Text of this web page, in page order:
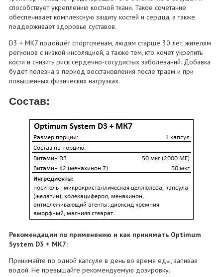
способствует укреплению костной ткани. Такое сочетание
обеспечивает комплексную защиту костей и сердца, а также
поддерживает здоровье суставов.
D3 + МК7 подойдёт спортсменам, людям старше 30 лет, жителям
регионов с низкой инсоляцией, а также тем, кто хочет укрепить
кости и снизить риск сердечно-сосудистых заболеваний. Добавка
будет полезна в период восстановления после травм и при
повышенных физических нагрузках.
Состав:
Рекомендации по применению и как принимать Optimum
System D3 + МК7:
Принимайте по одной капсуле в день во время еды, запивая
водой. Не превышайте рекомендуемую дозировку.